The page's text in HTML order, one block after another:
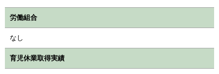
労働組合
なし
育児休業取得実績